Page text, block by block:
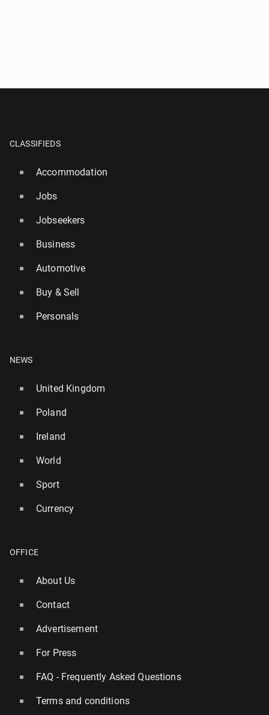
CLASSIFIEDS
Accommodation
Jobs
Jobseekers
Business
Automotive
Buy & Sell
Personals
NEWS
United Kingdom
Poland
Ireland
World
Sport
Currency
OFFICE
About Us
Contact
Advertisement
For Press
FAQ - Frequently Asked Questions
Terms and conditions